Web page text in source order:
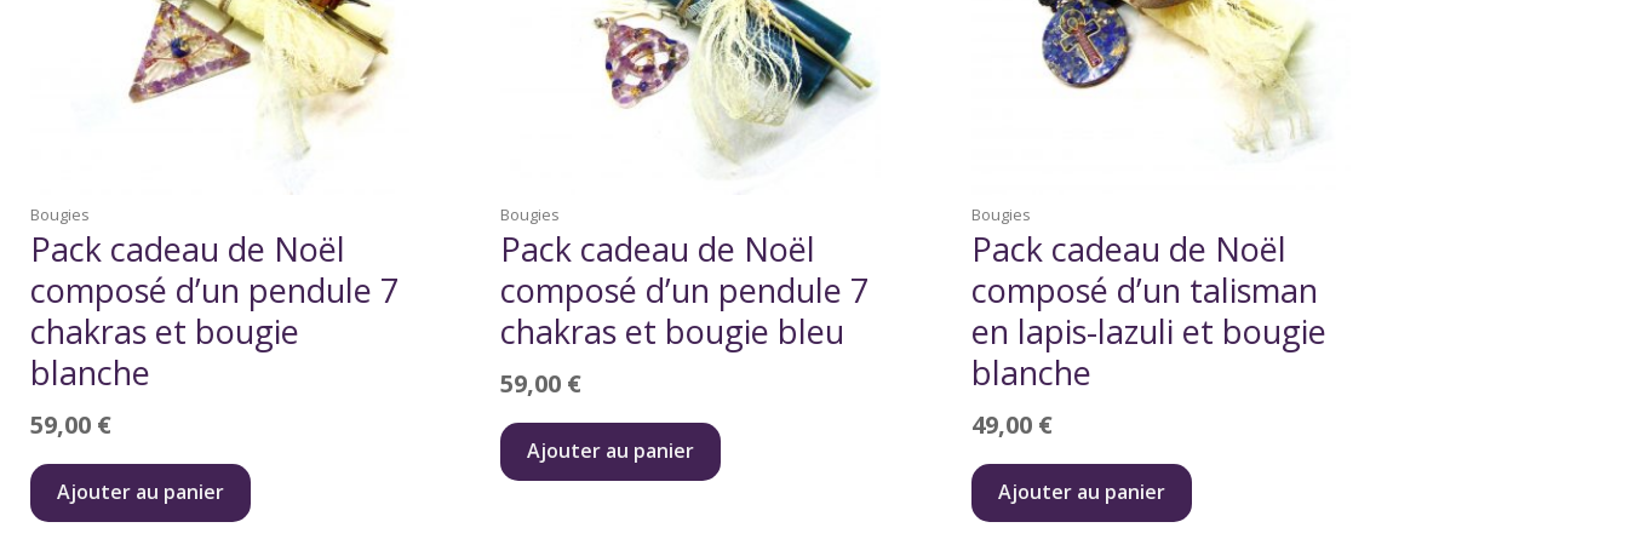
Bougies
Pack cadeau de Noël
composé d’un pendule 7
chakras et bougie
blanche
59,00 €
Ajouter au panier
Bougies
Pack cadeau de Noël
composé d’un pendule 7
chakras et bougie bleu
59,00 €
Ajouter au panier
Bougies
Pack cadeau de Noël
composé d’un talisman
en lapis-lazuli et bougie
blanche
49,00 €
Ajouter au panier